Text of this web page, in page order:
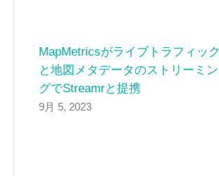
MapMetricsがライブトラフィック
と地図メタデータのストリーミン
グでStreamrと提携
9月 5, 2023